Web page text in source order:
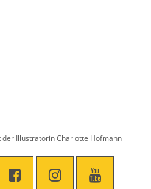
der Illustratorin Charlotte Hofmann